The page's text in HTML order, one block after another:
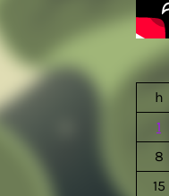
h
1
8
15